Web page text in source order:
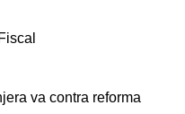
va contra reforma